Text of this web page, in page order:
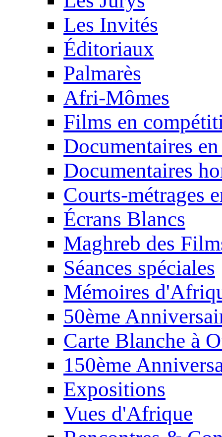
Les Invités
Éditoriaux
Palmarès
Afri-Mômes
Films en
Documentaires
Documentaires
Courts-métrages
Écrans Blancs
Maghreb des
Séances spéciales
Mémoires
50ème
Carte Blanche à
150ème
Expositions
Vues d'Afrique